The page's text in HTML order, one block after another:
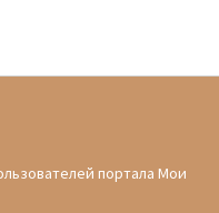
портала Мои